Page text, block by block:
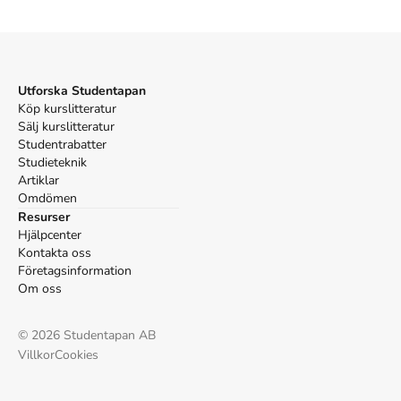
Vancouver
Mets A. Tallinns stenar. Bokförlaget Faethon; 2021.
Utforska Studentapan
Köp kurslitteratur
Sälj kurslitteratur
Studentrabatter
Studieteknik
Artiklar
Omdömen
Resurser
Hjälpcenter
Kontakta oss
Företagsinformation
Om oss
© 2026 Studentapan AB
VillkorCookies